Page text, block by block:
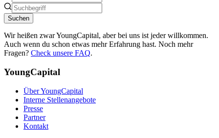
Suchen
Wir heißen zwar YoungCapital, aber bei uns ist jeder willkommen.
Auch wenn du schon etwas mehr Erfahrung hast. Noch mehr
Fragen? Check unsere FAQ.
YoungCapital
Über YoungCapital
Interne Stellenangebote
Presse
Partner
Kontakt